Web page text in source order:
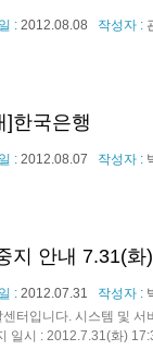
: 2012.08.08 작성자 :
]한국은행
: 2012.08.07 작성자 :
지 안내 7.31(
: 2012.07.31 작성자 :
터입니다. 시스템 및
일시 : 2012.7.31(화)